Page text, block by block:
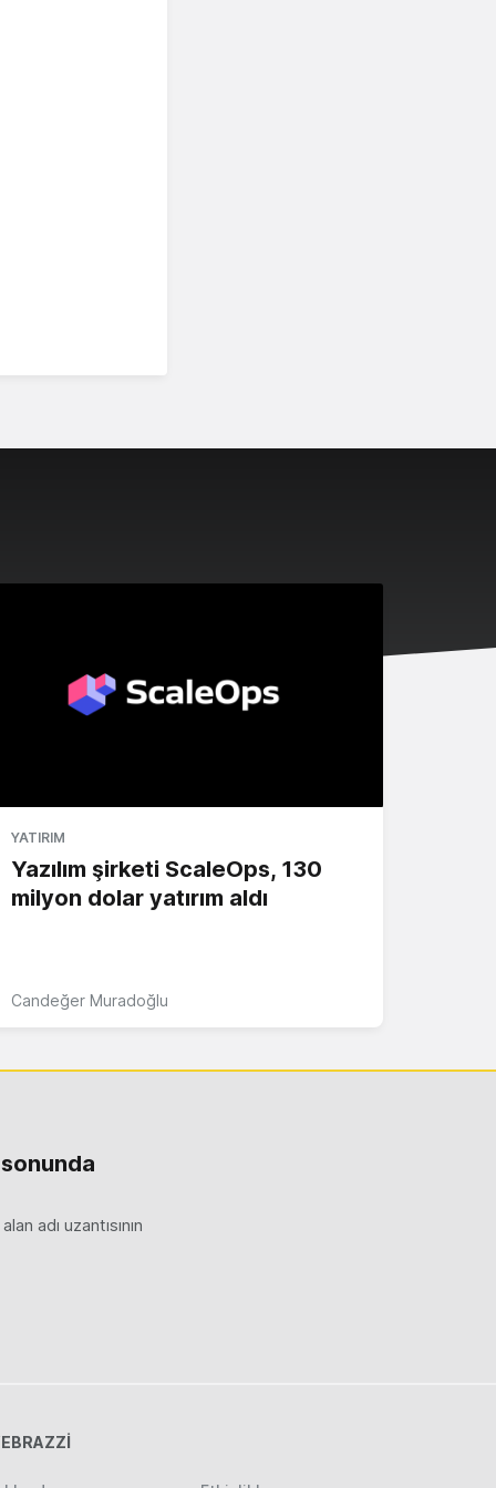
YATIRIM
Yazılım şirketi ScaleOps, 130
milyon dolar yatırım aldı
Candeğer Muradoğlu
sonunda
adı uzantısının